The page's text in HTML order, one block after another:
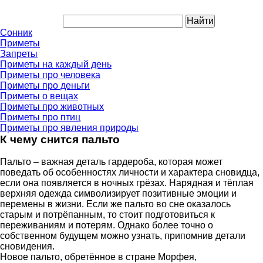
Сонник
Приметы
Запреты
Приметы на каждый день
Приметы про человека
Приметы про деньги
Приметы о вещах
Приметы про животных
Приметы про птиц
Приметы про явления природы
К чему снится пальто
Пальто – важная деталь гардероба, которая может
поведать об особенностях личности и характера сновидца,
если она появляется в ночных грёзах. Нарядная и тёплая
верхняя одежда символизирует позитивные эмоции и
перемены в жизни. Если же пальто во сне оказалось
старым и потрёпанным, то стоит подготовиться к
переживаниям и потерям. Однако более точно о
собственном будущем можно узнать, припомнив детали
сновидения.
Новое пальто, обретённое в стране Морфея,